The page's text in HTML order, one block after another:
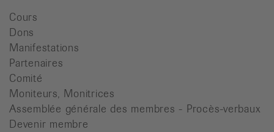
Cours
Dons
Manifestations
Partenaires
Comité
Moniteurs, Monitrices
Assemblée générale des membres - Procès-verbaux
Devenir membre